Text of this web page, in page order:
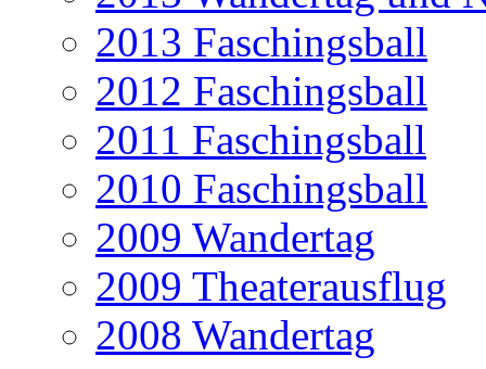
2013 Faschingsball
2012 Faschingsball
2011 Faschingsball
2010 Faschingsball
2009 Wandertag
2009 Theaterausflug
2008 Wandertag